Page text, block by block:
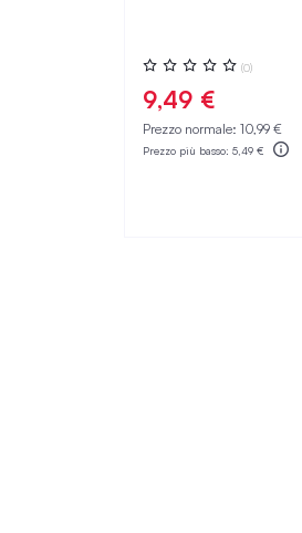
Valutazione:
0%
(0)
9,49 €
Prezzo normale: 10,99 €
Prezzo più basso: 5,49 €